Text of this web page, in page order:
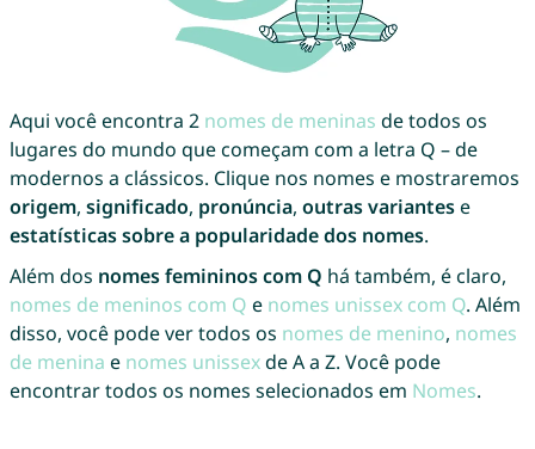
Aqui você encontra 2 nomes de meninas de todos os
lugares do mundo que começam com a letra Q – de
modernos a clássicos. Clique nos nomes e mostraremos
origem, significado, pronúncia, outras variantese
estatísticas sobre a popularidade dos nomes.
Além dos nomes femininos com Q há também, é claro,
nomes de meninos com Q e nomes unissex com Q. Além
disso, você pode ver todos os nomes de menino, nomes
de menina e nomes unissexde A a Z. Você pode
encontrar todos os nomes selecionados em Nomes.